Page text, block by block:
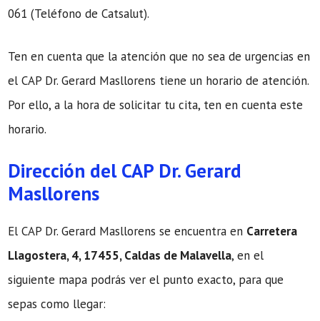
061 (Teléfono de Catsalut).
Ten en cuenta que la atención que no sea de urgencias en
el CAP Dr. Gerard Masllorens tiene un horario de atención.
Por ello, a la hora de solicitar tu cita, ten en cuenta este
horario.
Dirección del CAP Dr. Gerard
Masllorens
El CAP Dr. Gerard Masllorens se encuentra en Carretera
Llagostera, 4, 17455, Caldas de Malavella, en el
siguiente mapa podrás ver el punto exacto, para que
sepas como llegar: